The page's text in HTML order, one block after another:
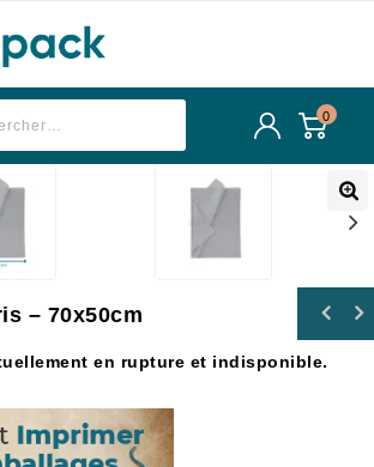
0
– 70x50cm
en rupture et indisponible.